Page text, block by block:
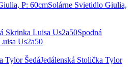
Solárne Svietidlo Giulia,
Spodná
Us2a50
Jedálenská Stolička Tylor